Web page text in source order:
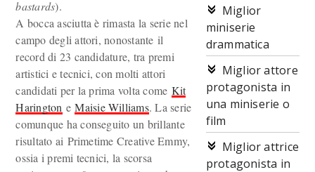
Miglior
miniserie
drammatica
Miglior attore
protagonista in
una miniserie o
film
Miglior attrice
protagonista in
bastards).
A bocca asciutta è rimasta la serie nel
campo degli attori, nonostante il
record di 23 candidature, tra premi
artistici e tecnici, con molti attori
candidati per la prima volta come Kit
Harington eMaisie Williams. La serie
comunque ha conseguito un brillante
risultato ai Primetime Creative Emmy,
ossia i premi tecnici, la scorsa